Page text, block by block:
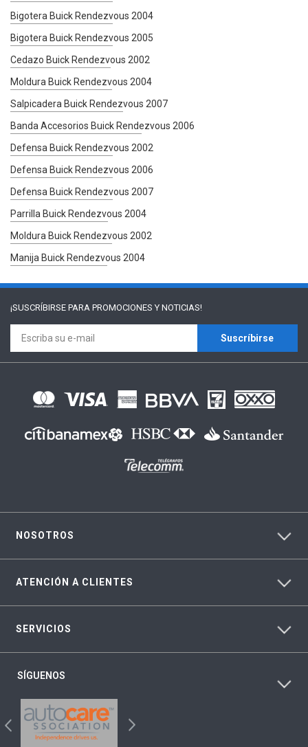
Bigotera Buick Rendezvous 2004
Bigotera Buick Rendezvous 2005
Cedazo Buick Rendezvous 2002
Moldura Buick Rendezvous 2004
Salpicadera Buick Rendezvous 2007
Banda Accesorios Buick Rendezvous 2006
Defensa Buick Rendezvous 2002
Defensa Buick Rendezvous 2006
Defensa Buick Rendezvous 2007
Parrilla Buick Rendezvous 2004
Moldura Buick Rendezvous 2002
Manija Buick Rendezvous 2004
¡SUSCRÍBIRSE PARA PROMOCIONES Y NOTICIAS!
Suscríbirse
NOSOTROS
ATENCIÓN A CLIENTES
SERVICIOS
SÍGUENOS